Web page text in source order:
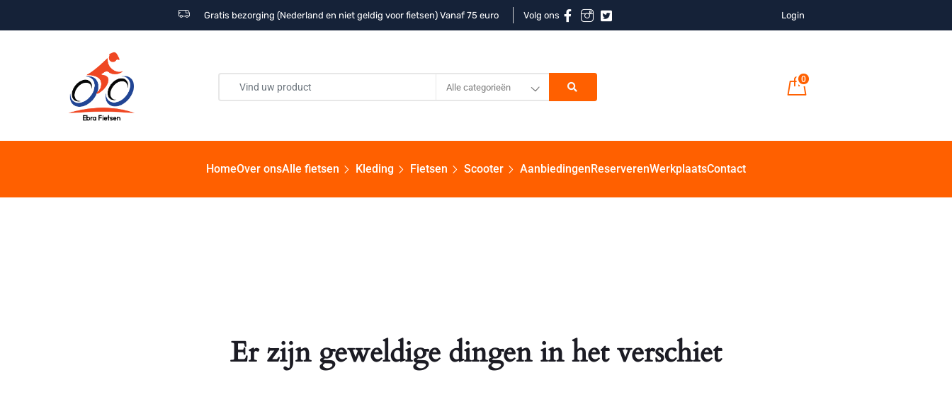
Gratis bezorging (Nederland en niet geldig voor fietsen) Vanaf 75 euro Volg ons Login
Alle categorieën
0
HomeOver onsAlle fietsen Kleding Fietsen Scooter AanbiedingenReserverenWerkplaatsContact
Er zijn geweldige dingen in het verschiet